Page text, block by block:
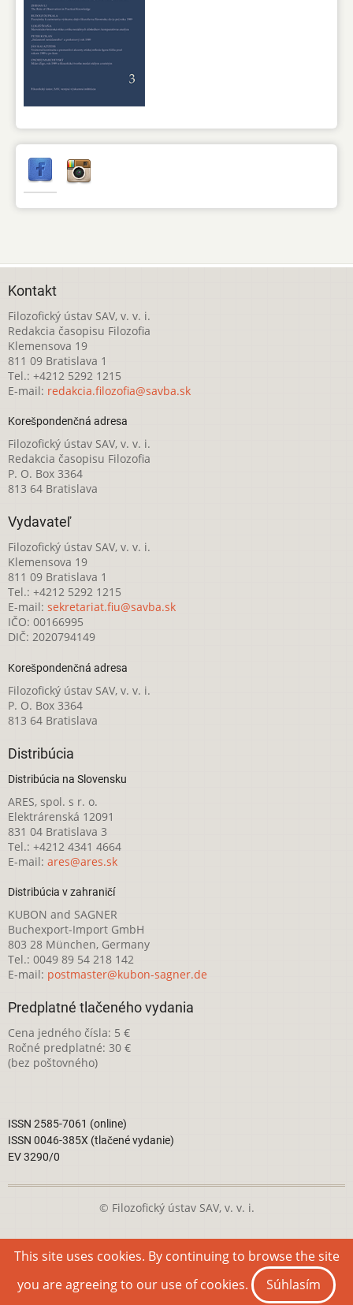
Kontakt
Filozofický ústav SAV, v. v. i.
Redakcia časopisu Filozofia
Klemensova 19
811 09 Bratislava 1
Tel.: +4212 5292 1215
E-mail: redakcia.filozofia@savba.sk
Korešpondenčná adresa
Filozofický ústav SAV, v. v. i.
Redakcia časopisu Filozofia
P. O. Box 3364
813 64 Bratislava
Vydavateľ
Filozofický ústav SAV, v. v. i.
Klemensova 19
811 09 Bratislava 1
Tel.: +4212 5292 1215
E-mail: sekretariat.fiu@savba.sk
IČO: 00166995
DIČ: 2020794149
Korešpondenčná adresa
Filozofický ústav SAV, v. v. i.
P. O. Box 3364
813 64 Bratislava
Distribúcia
Distribúcia na Slovensku
ARES, spol. s r. o.
Elektrárenská 12091
831 04 Bratislava 3
Tel.: +4212 4341 4664
E-mail: ares@ares.sk
Distribúcia v zahraničí
KUBON and SAGNER
Buchexport-Import GmbH
803 28 München, Germany
Tel.: 0049 89 54 218 142
E-mail: postmaster@kubon-sagner.de
Predplatné tlačeného vydania
Cena jedného čísla: 5 €
Ročné predplatné: 30 €
(bez poštovného)
ISSN 2585-7061 (online)
ISSN 0046-385X (tlačené vydanie)
EV 3290/0
© Filozofický ústav SAV, v. v. i.
Táto webová stránka je licencovaná podCreative Commons
Attribution-NonCommercial 4.0 International License
This site uses cookies. By continuing to browse the site
you are agreeing to our use of cookies.
Súhlasím